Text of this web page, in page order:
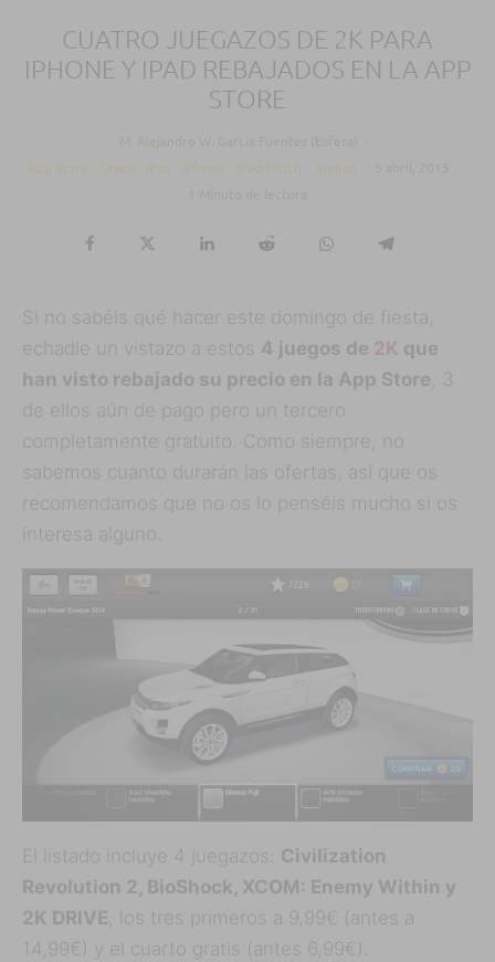
CUATRO JUEGAZOS DE 2K PARA
IPHONE Y IPAD REBAJADOS EN LA APP
STORE
App Store
Gratis iPad iPhone iPod Touch Juegos
Si no sabéis qué hacer este domingo de fiesta,
echadle un vistazo a estos 4 juegos de 2K que
han visto rebajado su precio en la App Store , 3
de ellos aún de pago pero un tercero
completamente gratuito. Como siempre, no
sabemos cuanto durarán las ofertas, así que os
recomendamos que no os lo penséis mucho si os
interesa alguno.
El listado incluye 4 juegazos: Civilization
Revolution 2, BioShock, XCOM: Enemy Within y
2K DRIVE, los tres primeros a 9,99€ (antes a
14,99€) y el cuarto gratis (antes 6,99€).